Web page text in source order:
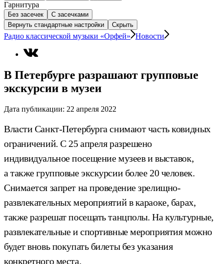
Гарнитура
Без засечек
С засечками
Вернуть стандартные настройки
Скрыть
Радио классической музыки «Орфей» Новости
В Петербурге разрашают групповые
экскурсии в музеи
Дата публикации: 22 апреля 2022
Власти Санкт-Петербурга снимают часть ковидных
ограничений. С 25 апреля разрешено
индивидуальное посещение музеев и выставок,
а также групповые экскурсии более 20 человек.
Снимается запрет на проведение зрелищно-
развлекательных мероприятий в караоке, барах,
также разрешат посещать танцполы. На культурные,
развлекательные и спортивные мероприятия можно
будет вновь покупать билеты без указания
конкретного места.